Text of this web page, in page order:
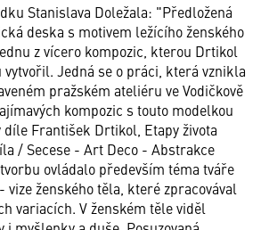
Stanislava Doležala: "Předložená
deska s motivem ležícího ženského
z vícero kompozic, kterou Drtikol
vytvořil. Jedná se o práci, která vznikla
pražském ateliéru ve Vodičkově
kompozic s touto modelkou
díle František Drtikol, Etapy života
/ Secese - Art Deco - Abstrakce
ovládalo především téma tváře
ženského těla, které zpracovával
variacích. V ženském těle viděl